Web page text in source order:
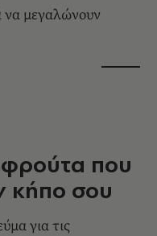
να μεγαλώνουν
φρούτα που
κήπο σου
για τις